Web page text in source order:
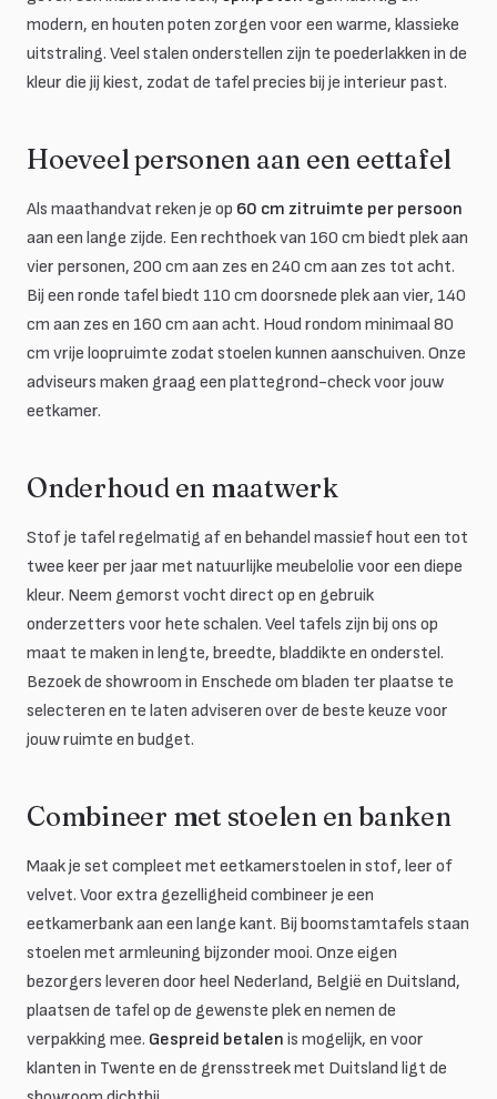
modern, en houten poten zorgen voor een warme, klassieke
uitstraling. Veel stalen onderstellen zijn te poederlakken in de
kleur die jij kiest, zodat de tafel precies bij je interieur past.
Hoeveel personen aan een eettafel
Als maathandvat reken je op 60 cm zitruimte per persoon
aan een lange zijde. Een rechthoek van 160 cm biedt plek aan
vier personen, 200 cm aan zes en 240 cm aan zes tot acht.
Bij een ronde tafel biedt 110 cm doorsnede plek aan vier, 140
cm aan zes en 160 cm aan acht. Houd rondom minimaal 80
cm vrije loopruimte zodat stoelen kunnen aanschuiven. Onze
adviseurs maken graag een plattegrond-check voor jouw
eetkamer.
Onderhoud en maatwerk
Stof je tafel regelmatig af en behandel massief hout een tot
twee keer per jaar met natuurlijke meubelolie voor een diepe
kleur. Neem gemorst vocht direct op en gebruik
onderzetters voor hete schalen. Veel tafels zijn bij ons op
maat te maken in lengte, breedte, bladdikte en onderstel.
Bezoek de showroom in Enschede om bladen ter plaatse te
selecteren en te laten adviseren over de beste keuze voor
jouw ruimte en budget.
Combineer met stoelen en banken
Maak je set compleet met eetkamerstoelen in stof, leer of
velvet. Voor extra gezelligheid combineer je een
eetkamerbank aan een lange kant. Bij boomstamtafels staan
stoelen met armleuning bijzonder mooi. Onze eigen
bezorgers leveren door heel Nederland, België en Duitsland,
plaatsen de tafel op de gewenste plek en nemen de
verpakking mee. Gespreid betalen is mogelijk, en voor
klanten in Twente en de grensstreek met Duitsland ligt de